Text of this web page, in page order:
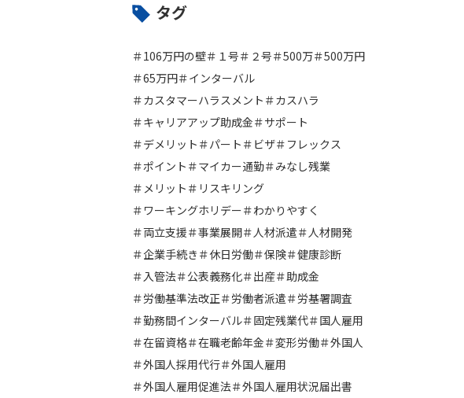
タグ
＃106万円の壁＃１号＃２号＃500万＃500万円
＃65万円＃インターバル
＃カスタマーハラスメント ＃カスハラ
＃キャリアアップ助成金＃サポート
＃デメリット ＃パート ＃ビザ＃フレックス
＃ポイント ＃マイカー通勤＃みなし残業
＃メリット ＃リスキリング
＃ワーキングホリデー＃わかりやすく
＃両立支援＃事業展開＃人材派遣＃人材開発
＃企業手続き ＃休日労働＃保険＃健康診断
＃入管法＃公表義務化＃出産＃助成金
＃労働基準法改正＃労働者派遣＃労基署調査
＃勤務間インターバル＃固定残業代＃国人雇用
＃在留資格＃在職老齢年金＃変形労働＃外国人
＃外国人採用代行＃外国人雇用
＃外国人雇用促進法＃外国人雇用状況届出書